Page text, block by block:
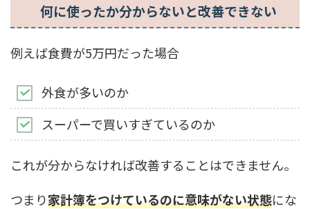
何に使ったか分からないと改善できない
例えば食費が5万円だった場合
外食が多いのか
スーパーで買いすぎているのか
これが分からなければ改善することはできません。
つまり家計簿をつけているのに意味がない状態にな